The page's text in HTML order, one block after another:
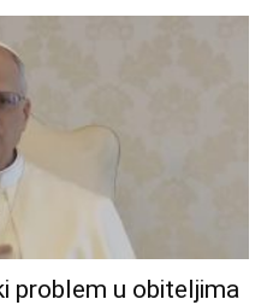
problem u obiteljima